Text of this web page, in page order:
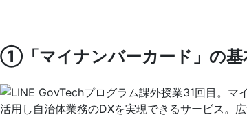
①「マイナンバーカード」の基